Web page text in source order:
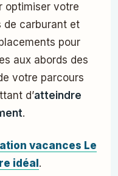
optimiser votre
de carburant et
pour
aux abords des
votre parcours
d’atteindre
.
vacances Le
idéal .